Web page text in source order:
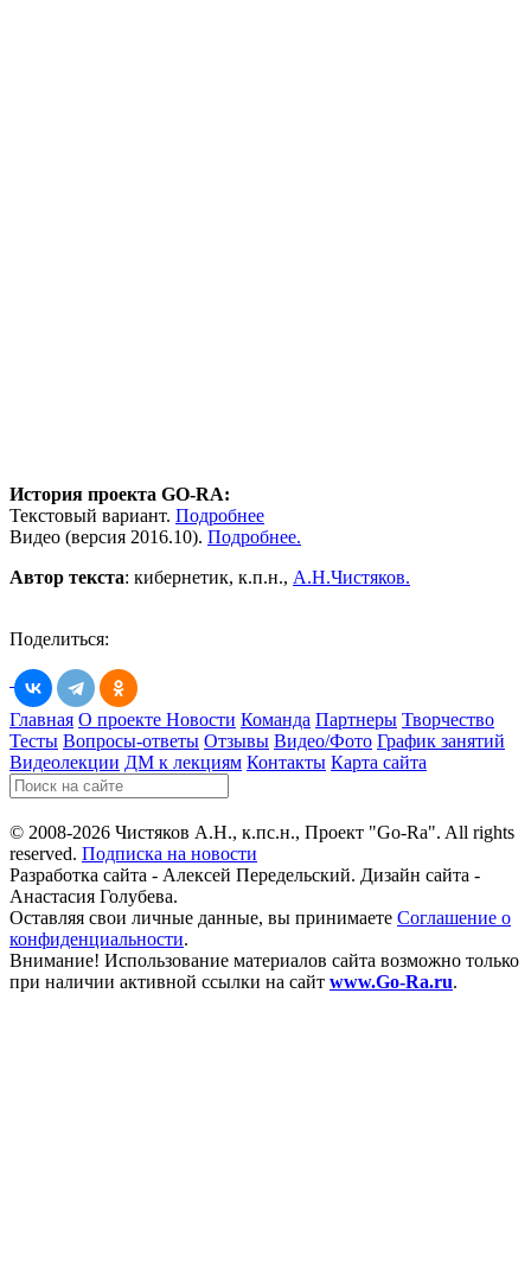
История проекта GO-RA:
Текстовый вариант. Подробнее
Видео (версия 2016.10). Подробнее.
Автор текста: кибернетик, к.п.н., А.Н.Чистяков.
Поделиться:
Главная О проекте Новости Команда Партнеры Творчество
Тесты Вопросы-ответы Отзывы Видео/Фото График занятий
Видеолекции ДМ к лекциям Контакты Карта сайта
© 2008-2026 Чистяков А.Н., к.пс.н., Проект "Go-Ra". All rights
reserved. Подписка на новости
Разработка сайта - Алексей Передельский. Дизайн сайта -
Анастасия Голубева.
Оставляя свои личные данные, вы принимаете Соглашение о
конфиденциальности.
Внимание! Использование материалов сайта возможно только
при наличии активной ссылки на сайт www.Go-Ra.ru.